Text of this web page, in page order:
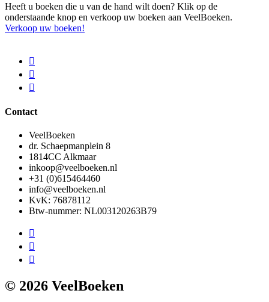
Heeft u boeken die u van de hand wilt doen? Klik op de
onderstaande knop en verkoop uw boeken aan VeelBoeken.
Verkoop uw boeken!
Contact
VeelBoeken
dr. Schaepmanplein 8
1814CC Alkmaar
inkoop@veelboeken.nl
+31 (0)615464460
info@veelboeken.nl
KvK: 76878112
Btw-nummer: NL003120263B79
© 2026 VeelBoeken